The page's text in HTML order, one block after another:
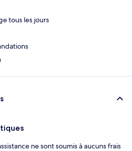
tous les jours
ne sont soumis à aucuns frais